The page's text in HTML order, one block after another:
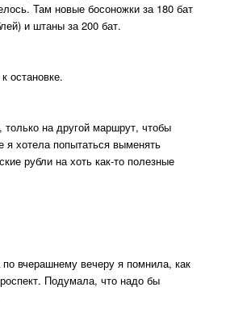
Там новые босоножки за 180 бат
и штаны за 200 бат.
остановке.
только на другой маршрут, чтобы
я хотела попытаться выменять
рубли на хоть как-то полезные
вчерашнему вечеру я помнила, как
Подумала, что надо бы